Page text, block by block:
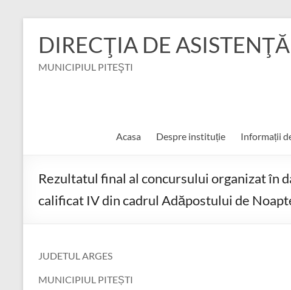
contentDIRECŢIA DE
MUNICIPIUL PITEŞTI
Acasa Despre instituție Informații
Rezultatul final al concursului organizat în
calificat IV din cadrul Adăpostului de
JUDETUL ARGES
MUNICIPIUL PITEȘTI